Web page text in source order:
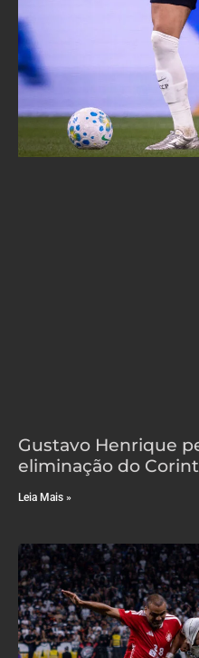
Gustavo Henrique
eliminação do
Leia Mais »